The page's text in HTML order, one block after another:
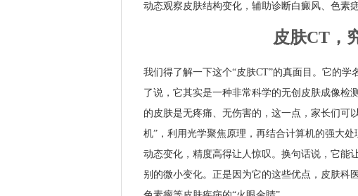
动态观察皮肤结构变化，辅助诊断白癜风、色素
皮肤CT，
我们得了解一下这个“皮肤CT”的真面目。它的
了说，它其实是一种非常科学的无创皮肤成像检
的皮肤是无疼痛、无伤害的，这一点，家长们可
机”，利用光学聚焦原理，再结合计算机的强大
动态变化，精度高得让人惊叹。换句话说，它能
别的微小变化。正是因为它的这些优点，皮肤科